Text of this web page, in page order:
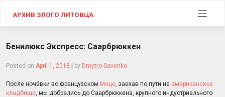
АРХИВ ЗЛОГО ЛИТОВЦА
Бенилюкс Экспресс: Саарбрюккен
Posted on April 1, 2018 | by Dmytro Savenko
После ночёвки во французском Меце , заехав по пути на американское
кладбище , мы добрались до Саарбрюккена, крупного индустриального